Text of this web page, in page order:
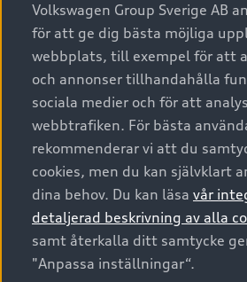
A6 modellerna
SUV
Avant
Audi Sport
Privatleasing
Nya bilar i lager
Begagnade bilar i lager
Audi approved :plus - så gott som
Finansiering
Audi exclusive
Provkörning
Service & tillbehör
Audi digital services
Originaltillbehör - köp online
Garantier
Försäkring
Digitala manualer för din Audi
Audi Collection – livsstilsartiklar
Vanliga frågor
Tjänstebil
Tjänstebil
Business lease online
Företagsleasing
Om Audi Sverige
Kontakta oss
Audi Återförsäljare/-serviceverkstad
myAudi
Pressmeddelanden
© 2026 AUDI SVERIGE. All Rights
Utgivare Juridiskt
Juridiskt Audi
Juridiskt Audi Digital Giveaway
Volkswagen Group Sverige AB
för att ge dig bästa möjliga
webbplats, till exempel för att
och annonser tillhandahålla
sociala medier och för att
webbtrafiken. För bästa
rekommenderar vi att du
cookies, men du kan självklart
dina behov. Du kan läsa vår
detaljerad beskrivning av alla
samt återkalla ditt samtycke
"Anpassa inställningar“.